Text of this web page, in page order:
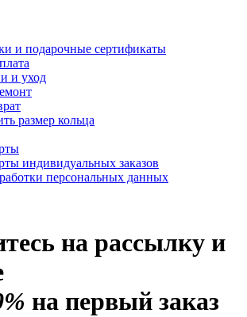
и подарочные сертификаты
и уход
размер кольца
индивидуальных заказов
персональных данных
на рассылку и
на первый заказ